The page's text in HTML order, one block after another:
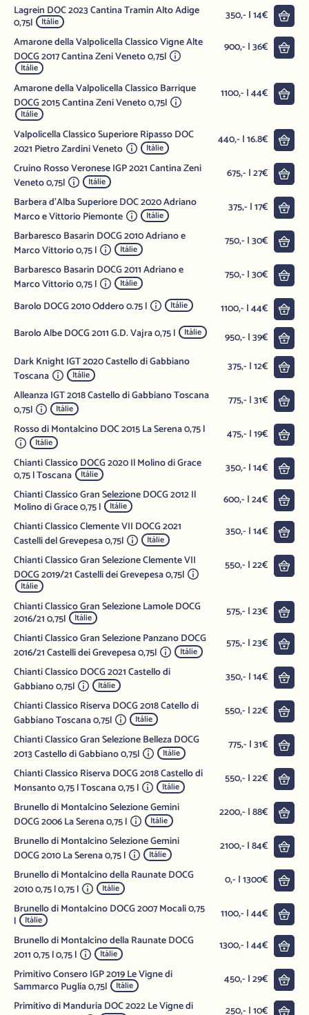
Lagrein DOC 2023 Cantina Tramin Alto Adige
0,75l Itálie 350,- | 14€
Amarone della Valpolicella Classico Vigne Alte
DOCG 2017 Cantina Zeni Veneto 0,75l
Itálie
900,- | 36€
Amarone della Valpolicella Classico Barrique
DOCG 2015 Cantina Zeni Veneto 0,75l
Itálie
1100,- | 44€
Valpolicella Classico Superiore Ripasso DOC
2021 Pietro Zardini Veneto
Itálie
440,- | 16.8€
Cruino Rosso Veronese IGP 2021 Cantina Zeni
Veneto 0,75l
Itálie
675,- | 27€
Barbera d'Alba Superiore DOC 2020 Adriano
Marco e Vittorio Piemonte
Itálie
375,- | 17€
Barbaresco Basarin DOCG 2010 Adriano e
Marco Vittorio 0,75 l
Itálie
750,- | 30€
Barbaresco Basarin DOCG 2011 Adriano e
Marco Vittorio 0,75 l
Itálie
750,- | 30€
Barolo DOCG 2010 Oddero 0.75 l Itálie 1100,- | 44€
Barolo Albe DOCG 2011 G.D. Vajra 0,75 l Itálie 950,- | 39€
Dark Knight IGT 2020 Castello di Gabbiano
Toscana
Itálie
375,- | 12€
Alleanza IGT 2018 Castello di Gabbiano Toscana
0,75l
Itálie
775,- | 31€
Rosso di Montalcino DOC 2015 La Serena 0,75 l
Itálie
475,- | 19€
Chianti Classico DOCG 2020 Il Molino di Grace
0,75 l Toscana Itálie 350,- | 14€
Chianti Classico Gran Selezione DOCG 2012 Il
Molino di Grace 0,75 l Itálie 600,- | 24€
Chianti Classico Clemente VII DOCG 2021
Castelli del Grevepesa 0,75l
Itálie
350,- | 14€
Chianti Classico Gran Selezione Clemente VII
DOCG 2019/21 Castelli dei Grevepesa 0,75l
Itálie
550,- | 22€
Chianti Classico Gran Selezione Lamole DOCG
2016/21 0,75l Itálie 575,- | 23€
Chianti Classico Gran Selezione Panzano DOCG
2016/21 Castelli dei Grevepesa 0,75l
Itálie
575,- | 23€
Chianti Classico DOCG 2021 Castello di
Gabbiano 0,75l
Itálie
350,- | 14€
Chianti Classico Riserva DOCG 2018 Catello di
Gabbiano Toscana 0,75l
Itálie
550,- | 22€
Chianti Classico Gran Selezione Belleza DOCG
2013 Castello di Gabbiano 0,75l
Itálie
775,- | 31€
Chianti Classico Riserva DOCG 2018 Castello di
Monsanto 0,75 l Toscana 0,75 l
Itálie
550,- | 22€
Brunello di Montalcino Selezione Gemini
DOCG 2006 La Serena 0,75 l
Itálie
2200,- | 88€
Brunello di Montalcino Selezione Gemini
DOCG 2010 La Serena 0,75 l
Itálie
2100,- | 84€
Brunello di Montalcino della Raunate DOCG
2010 0,75 l 0,75 l
Itálie
0,- | 1300€
Brunello di Montalcino DOCG 2007 Mocali 0,75
l Itálie 1100,- | 44€
Brunello di Montalcino della Raunate DOCG
2011 0,75 l 0,75 l
Itálie
1300,- | 44€
Primitivo Consero IGP 2019 Le Vigne di
Sammarco Puglia 0,75l Itálie 450,- | 29€
Primitivo di Manduria DOC 2022 Le Vigne di
250,- | 10€